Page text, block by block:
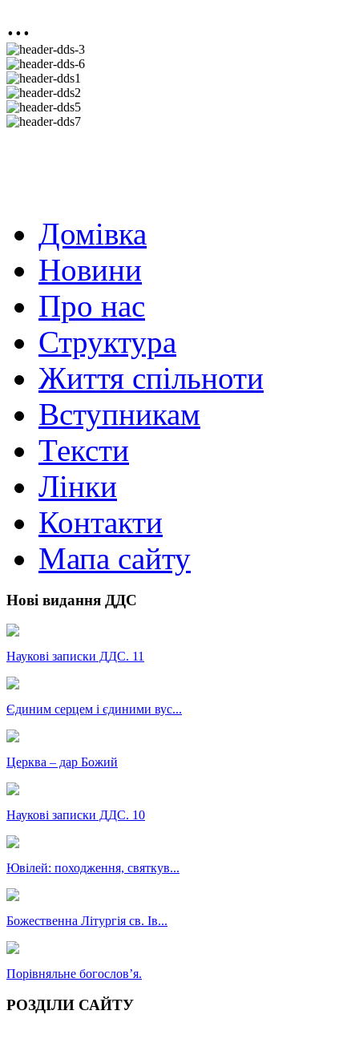
...
Домівка
Новини
Про нас
Структура
Життя спільноти
Вступникам
Тексти
Лінки
Контакти
Мапа сайту
Нові видання ДДС
Наукові записки ДДС. 11
Єдиним серцем і єдиними вус...
Церква – дар Божий
Наукові записки ДДС. 10
Ювілей: походження, святкув...
Божественна Літургія св. Ів...
Порівняльне богословʼя.
РОЗДІЛИ САЙТУ